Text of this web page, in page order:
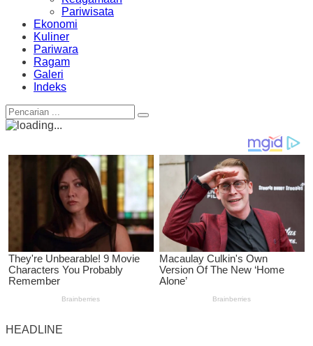
Pariwisata
Ekonomi
Kuliner
Pariwara
Ragam
Galeri
Indeks
HEADLINE